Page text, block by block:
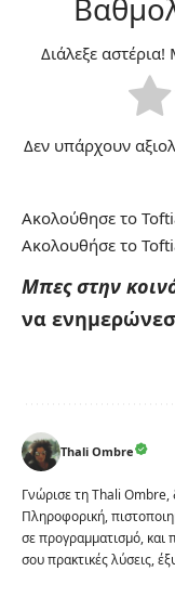
Διάλεξε
Δεν υπάρχουν
Ακολούθησε το
Ακολουθήσε το
Μπες στην
να
Thali Ombre
Γνώρισε τη Thali
Πληροφορική,
σε προγραμματισμό, και
σου πρακτικές λύσεις,